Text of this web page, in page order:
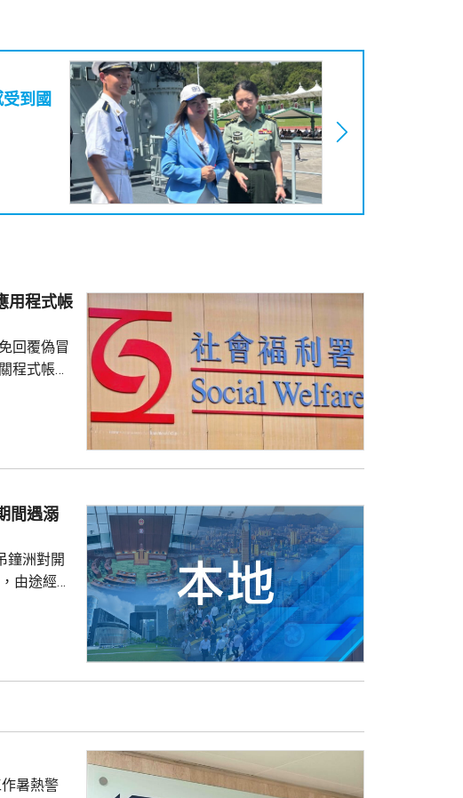
到國
用程式帳
回覆偽冒
程式帳戶
料。社署
間遇溺
鐘洲對開
由途經船
暑熱警